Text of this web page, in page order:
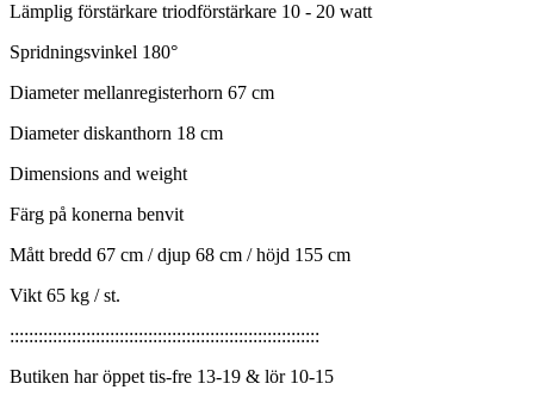
Lämplig förstärkare triodförstärkare 10 - 20 watt
Spridningsvinkel 180°
Diameter mellanregisterhorn 67 cm
Diameter diskanthorn 18 cm
Dimensions and weight
Färg på konerna benvit
Mått bredd 67 cm / djup 68 cm / höjd 155 cm
Vikt 65 kg / st.
:::::::::::::::::::::::::::::::::::::::::::::::::::::::::::::::::
Butiken har öppet tis-fre 13-19 & lör 10-15